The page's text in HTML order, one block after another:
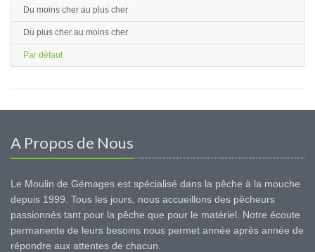
Du moins cher au plus cher
Du plus cher au moins cher
Par défaut
A Propos de Nous
Le Moulin de Gémages est spécialisé dans la pêche à la mouche
depuis 1999. Tous les jours, nous accueillons des pêcheurs
passionnés tant pour la pêche que pour le matériel. Notre écoute
permanente de leurs besoins nous permet année après année de
répondre aux attentes de chacun.